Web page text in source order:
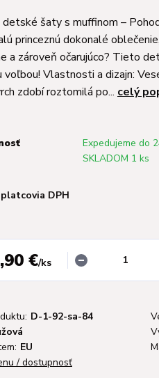
šaty s muffinom –
princeznú dokonalé
a zároveň očarujúco? Tieto
voľbou! Vlastnosti a dizajn:
zdobí roztomilá po... celý
Expedujeme do
SKLADOM 1 ks
DPH
€/ks
D-1-92-sa-84
EU
/ dostupnosť